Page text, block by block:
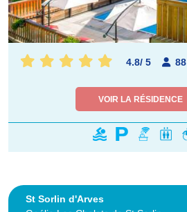
4.8/ 5 88
VOIR LA RÉSIDENCE
St Sorlin d'Arves